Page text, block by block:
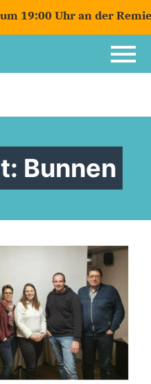
19:00 Uhr an der
Bunnen